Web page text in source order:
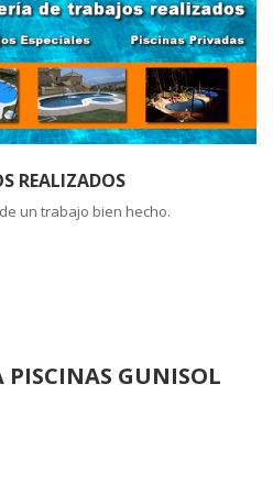
REALIZADOS
un trabajo bien hecho.
PISCINAS GUNISOL